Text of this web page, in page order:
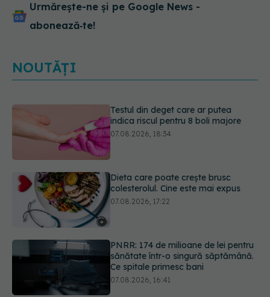
Urmărește-ne și pe Google News -
abonează‑te!
NOUTĂȚI
Dieta care poate crește brusc
colesterolul. Cine este mai expus
07.08.2026, 17:22
PNRR: 174 de milioane de lei pentru
sănătate într-o singură săptămână.
Ce spitale primesc bani
Cât durează simptomele
menopauzei?
07.08.2026, 15:14